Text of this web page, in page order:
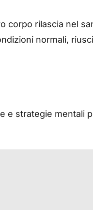
corpo rilascia nel
normali,
e strategie mentali